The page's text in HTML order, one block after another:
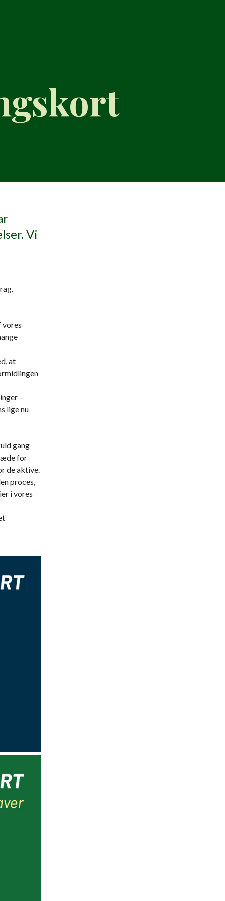
Vi
vores
at
–
lige nu
gang
for
de aktive.
proces,
i vores